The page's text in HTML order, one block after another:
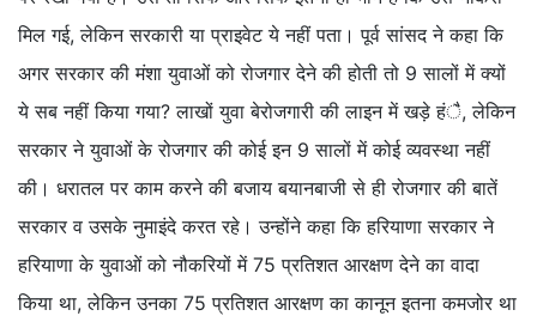
मिल गई, लेकिन सरकारी या प्राइवेट ये नहीं पता। पूर्व सांसद ने कहा कि
अगर सरकार की मंशा युवाओं को रोजगार देने की होती तो 9 सालों में क्यों
ये सब नहीं किया गया? लाखों युवा बेरोजगारी की लाइन में खड़े हंै, लेकिन
सरकार ने युवाओं के रोजगार की कोई इन 9 सालों में कोई व्यवस्था नहीं
की। धरातल पर काम करने की बजाय बयानबाजी से ही रोजगार की बातें
सरकार व उसके नुमाइंदे करत रहे। उन्होंने कहा कि हरियाणा सरकार ने
हरियाणा के युवाओं को नौकरियों में 75 प्रतिशत आरक्षण देने का वादा
किया था, लेकिन उनका 75 प्रतिशत आरक्षण का कानून इतना कमजोर था